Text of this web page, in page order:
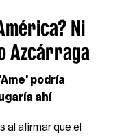
Ni
Azcárraga
podría
ahí
afirmar que el